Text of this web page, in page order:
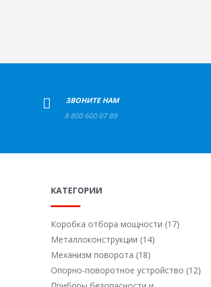
ЗВОНИТЕ НАМ
8 800 600 07 89
КАТЕГОРИИ
Коробка отбора мощности (17)
Металлоконструкции (14)
Механизм поворота (18)
Опорно-поворотное устройство (12)